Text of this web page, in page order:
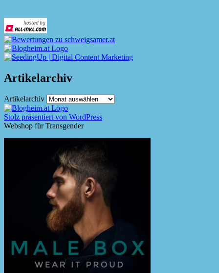
Artikelarchiv
Artikelarchiv
Stolz präsentiert von WordPress
Webshop für Transgender